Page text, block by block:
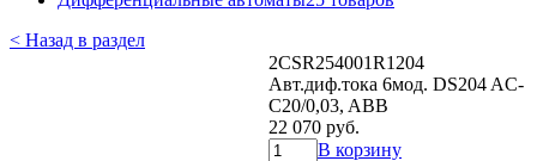
< Назад в раздел
2CSR254001R1204
Авт.диф.тока 6мод. DS204 AC-
C20/0,03, ABB
22 070 руб.
В корзину